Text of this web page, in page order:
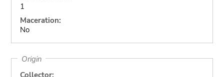
1
Maceration:
No
Origin
Collector: